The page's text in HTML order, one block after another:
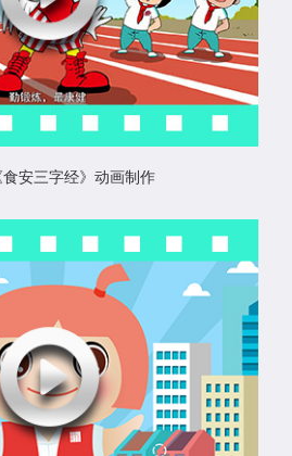
安三字经》动画制作